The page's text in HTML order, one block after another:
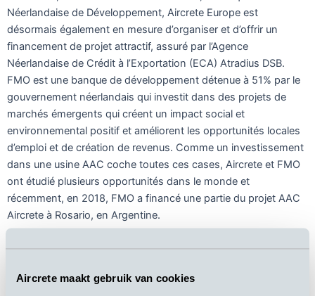
Aircrete maakt gebruik van cookies
Néerlandaise de Développement, Aircrete Europe est
désormais également en mesure d’organiser et d’offrir un
financement de projet attractif, assuré par l’Agence
Néerlandaise de Crédit à l’Exportation (ECA) Atradius DSB.
FMO est une banque de développement détenue à 51% par le
gouvernement néerlandais qui investit dans des projets de
marchés émergents qui créent un impact social et
environnemental positif et améliorent les opportunités locales
d’emploi et de création de revenus. Comme un investissement
dans une usine AAC coche toutes ces cases, Aircrete et FMO
ont étudié plusieurs opportunités dans le monde et
récemment, en 2018, FMO a financé une partie du projet AAC
Aircrete à Rosario, en Argentine.
En tant qu’investisseur d’impact de premier plan, FMO soutient
marchés émergents en investissant dans des projets